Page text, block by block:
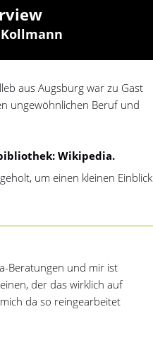
aus Augsburg war zu Gast
ungewöhnlichen Beruf und
Wikipedia.
um einen kleinen Einblick
Beratungen und mir ist
der das wirklich auf
da so reingearbeitet